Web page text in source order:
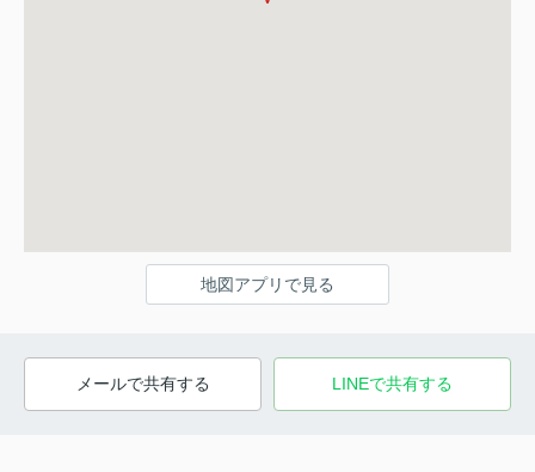
地図アプリで見る
メールで共有する LINEで共有する